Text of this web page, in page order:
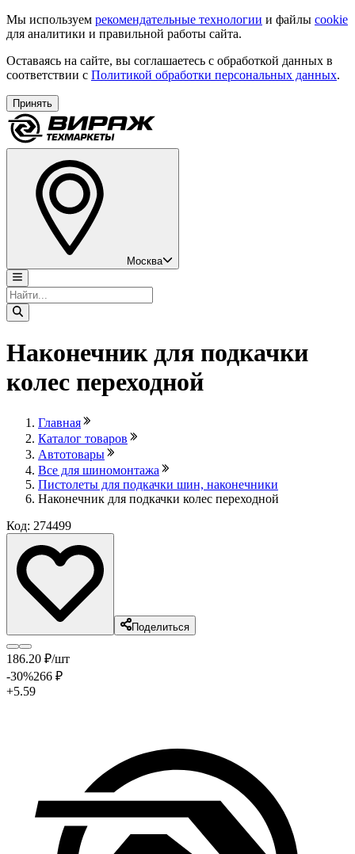
Мы используем рекомендательные технологии и файлы cookie
для аналитики и правильной работы сайта.
Оставаясь на сайте, вы соглашаетесь с обработкой данных в
соответствии с Политикой обработки персональных данных.
Принять
Москва
Наконечник для подкачки
колес переходной
Главная
Каталог товаров
Автотовары
Все для шиномонтажа
Пистолеты для подкачки шин, наконечники
Наконечник для подкачки колес переходной
Код: 274499
Поделиться
186.20 ₽/шт
-30%266 ₽
+5.59